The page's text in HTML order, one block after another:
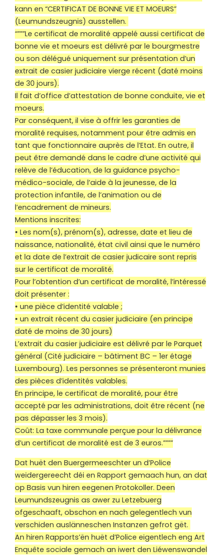
kann en “CERTIFICAT DE BONNE VIE ET MOEURS”
(Leumundszeugnis) ausstellen.
“”””Le certificat de moralité appelé aussi certificat de
bonne vie et moeurs est délivré par le bourgmestre
ou son délégué uniquement sur présentation d’un
extrait de casier judiciaire vierge récent (daté moins
de 30 jours).
Il fait d’office d’attestation de bonne conduite, vie et
moeurs.
Par conséquent, il vise à offrir les garanties de
moralité requises, notamment pour être admis en
tant que fonctionnaire auprès de l’Etat. En outre, il
peut être demandé dans le cadre d’une activité qui
relève de l’éducation, de la guidance psycho-
médico-sociale, de l’aide à la jeunesse, de la
protection infantile, de l’animation ou de
l’encadrement de mineurs.
Mentions inscrites:
• Les nom(s), prénom(s), adresse, date et lieu de
naissance, nationalité, état civil ainsi que le numéro
et la date de l’extrait de casier judicaire sont repris
sur le certificat de moralité.
Pour l’obtention d’un certificat de moralité, l’intéressé
doit présenter :
• une pièce d’identité valable ;
• un extrait récent du casier judiciaire (en principe
daté de moins de 30 jours)
L’extrait du casier judiciaire est délivré par le Parquet
général (Cité judiciaire – bâtiment BC – 1er étage
Luxembourg). Les personnes se présenteront munies
des pièces d’identités valables.
En principe, le certificat de moralité, pour être
accepté par les administrations, doit être récent (ne
pas dépasser les 3 mois).
Coût: La taxe communale perçue pour la délivrance
d’un certificat de moralité est de 3 euros.””””
Dat huët den Buergermeeschter un d’Police
weidergereecht déi en Rapport gemaach hun, an dat
op Basis vun hiren eegenen Protokoller. Deen
Leumundszeugnis as awer zu Letzebuerg
ofgeschaaft, obschon en nach gelegentlech vun
verschiden auslänneschen Instanzen gefrot gët.
An hiren Rapports’ën huët d’Police eigentlech eng Art
Enquête sociale gemach an iwert den Liéwenswandel